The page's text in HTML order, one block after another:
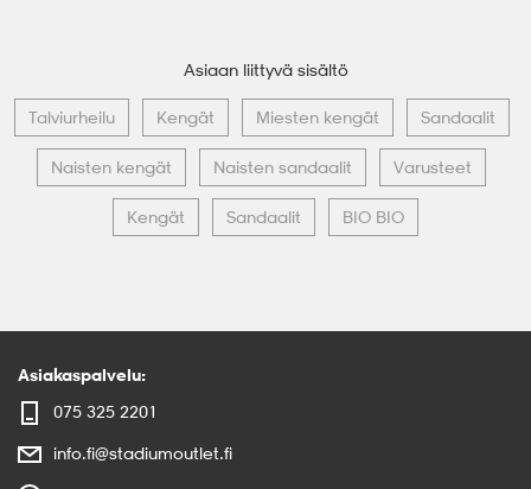
Asiaan liittyvä sisältö
Talviurheilu Kengät Miesten kengät Sandaalit
Naisten kengät Naisten sandaalit Varusteet
Kengät Sandaalit BIO BIO
Asiakaspalvelu:
075 325 2201
info.fi@stadiumoutlet.fi